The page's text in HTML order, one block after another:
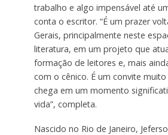
trabalho e algo impensável até
conta o escritor. “É um prazer
Gerais, principalmente neste
literatura, em um projeto que
formação de leitores e, mais
com o cênico. É um convite
chega em um momento
vida”, completa.
Nascido no Rio de Janeiro,